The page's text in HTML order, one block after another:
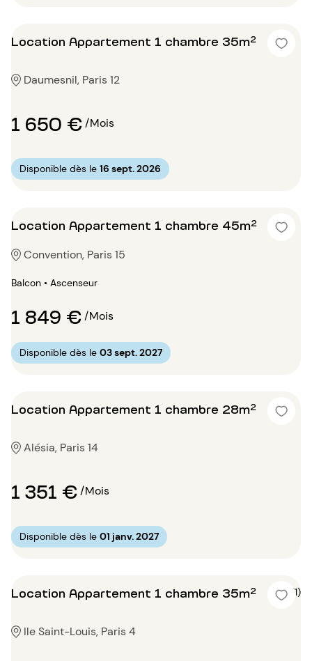
Location Appartement 1 chambre 35m²
Daumesnil, Paris 12
1 650 €/Mois
Disponible dès le 16 sept. 2026
Location Appartement 1 chambre 45m²
Convention, Paris 15
Balcon • Ascenseur
1 849 €/Mois
Disponible dès le 03 sept. 2027
Location Appartement 1 chambre 28m²
Alésia, Paris 14
1 351 €/Mois
Disponible dès le 01 janv. 2027
Location Appartement 1 chambre 35m² 5 (1)
Ile Saint-Louis, Paris 4